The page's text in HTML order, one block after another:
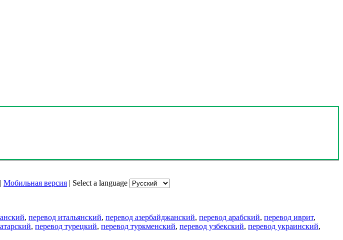
| Мобильная версия | Select a language
, перевод итальянский, перевод азербайджанский, перевод арабский, перевод иврит,
, перевод турецкий, перевод туркменский, перевод узбекский, перевод украинский,